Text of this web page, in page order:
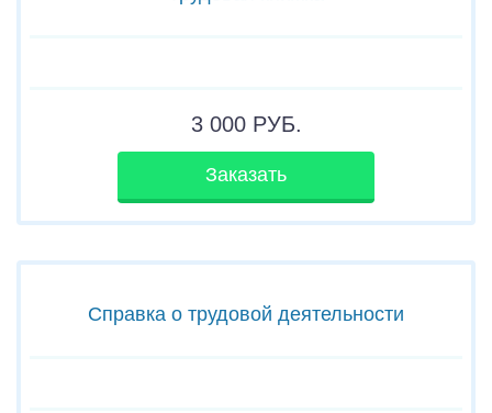
3 000РУБ.
Заказать
Справка о трудовой деятельности